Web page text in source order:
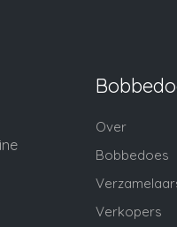
Over
Bobbedoes
Verkopers